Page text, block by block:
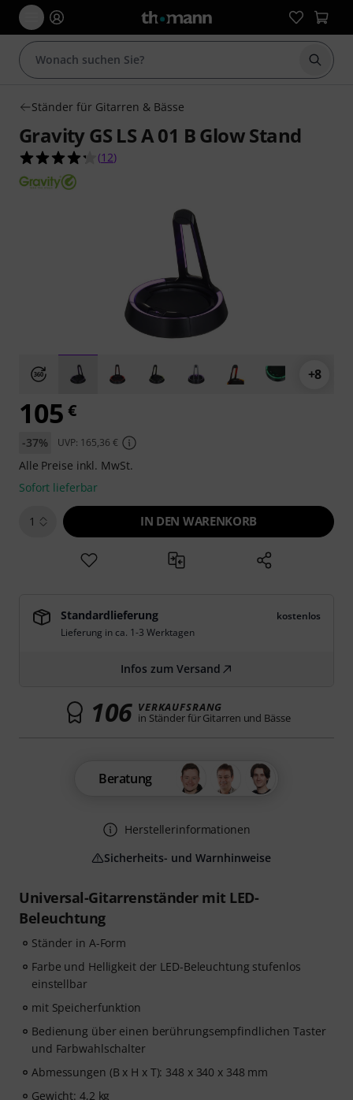
Suche
Ständer für Gitarren & Bässe
Gravity GS LS A 01 B Glow Stand
4.3 von 5 Sternen aus 12 Kundenbewertungen
(12)
+8
Universal-Gitarrenständer mit LED-
Beleuchtung
Ständer in A-Form
Farbe und Helligkeit der LED-Beleuchtung stufenlos
einstellbar
mit Speicherfunktion
Bedienung über einen berührungsempfindlichen Taster
und Farbwahlschalter
Abmessungen (B x H x T): 348 x 340 x 348 mm
Gewicht: 4,2 kg
105 €
-37% UVP: 165,36 €
Alle Preise inkl. MwSt.
Sofort lieferbar
1 IN DEN WARENKORB
Standardlieferung
kostenlos
Lieferung in ca. 1-3 Werktagen
Infos zum Versand
106 VERKAUFSRANG
in Ständer für Gitarren und Bässe
Beratung
Herstellerinformationen
Sicherheits- und Warnhinweise